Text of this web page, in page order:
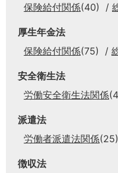
保険給付関係(40)
厚生年金法
保険給付関係(75)
安全衛生法
労働安全衛生法関係
派遣法
労働者派遣法関係(25)
徴収法